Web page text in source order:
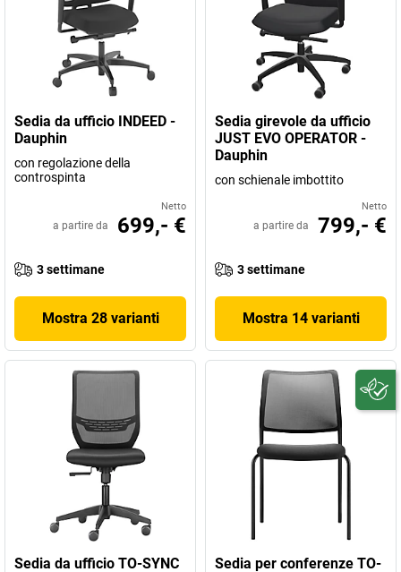
Sedia da ufficio INDEED -
Dauphin
con regolazione della
controspinta
Netto
a partire da 699,- €
3 settimane
Mostra 28 varianti
Sedia girevole da ufficio
JUST EVO OPERATOR -
Dauphin
con schienale imbottito
Netto
a partire da 799,- €
3 settimane
Mostra 14 varianti
Sedia da ufficio TO-SYNC
Sedia per conferenze TO-